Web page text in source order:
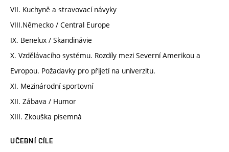
VII. Kuchyně a stravovací návyky
VIII.Německo / Central Europe
IX. Benelux / Skandinávie
X. Vzdělávacího systému. Rozdíly mezi Severní Amerikou a
Evropou. Požadavky pro přijetí na univerzitu.
XI. Mezinárodní sportovní
XII. Zábava / Humor
XIII. Zkouška písemná
UČEBNÍ CÍLE